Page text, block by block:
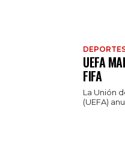
UEFA
FIFA
La Unión
(UEFA)